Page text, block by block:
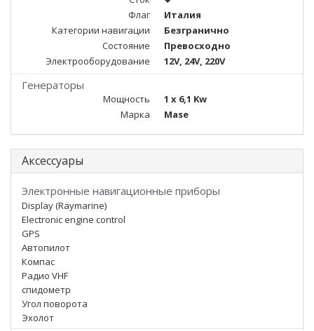
Флаг
Италия
Категории навигации
Безгранично
Состояние
Превосходно
Электрооборудование
12V, 24V, 220V
Генераторы
Мощность
1 x 6,1 Kw
Марка
Mase
Аксессуары
Электронные навигационные приборы
Display (Raymarine)
Electronic engine control
GPS
Автопилот
Компас
Радио VHF
спидометр
Угол поворота
Эхолот